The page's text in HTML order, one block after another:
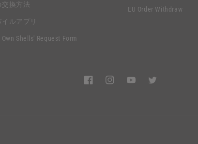
交換方法
ルアプリ
Own Shells' Request Form
EU Order Withdraw
FacebookInstagramYouTubeTwitter